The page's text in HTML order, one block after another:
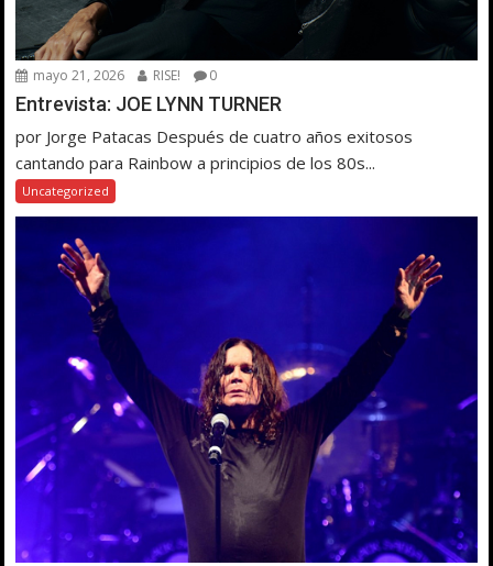
mayo 21, 2026 RISE! 0
Entrevista: JOE LYNN TURNER
por Jorge Patacas Después de cuatro años exitosos
cantando para Rainbow a principios de los 80s...
Uncategorized